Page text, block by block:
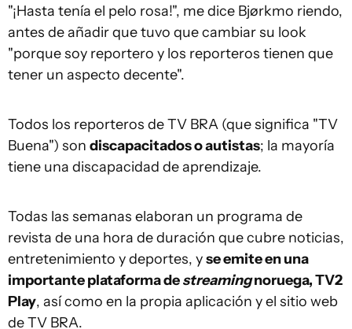
"¡Hasta tenía el pelo rosa!", me dice Bjørkmo riendo,
antes de añadir que tuvo que cambiar su look
"porque soy reportero y los reporteros tienen que
tener un aspecto decente".
Todos los reporteros de TV BRA (que significa "TV
Buena") son discapacitados o autistas; la mayoría
tiene una discapacidad de aprendizaje.
Todas las semanas elaboran un programa de
revista de una hora de duración que cubre noticias,
entretenimiento y deportes, yse emite en una
importante plataforma destreamingnoruega, TV2
Play, así como en la propia aplicación y el sitio web
de TV BRA.